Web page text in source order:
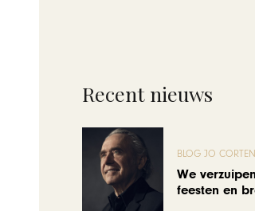
Recent nieuws
BLOG JO
We
feesten en